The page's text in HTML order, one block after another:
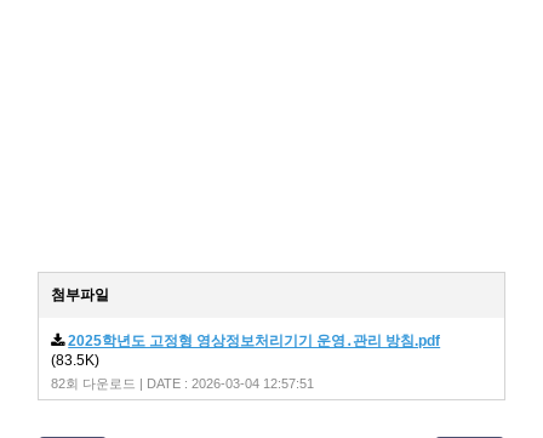
첨부파일
2025학년도 고정형 영상정보처리기기 운영․관리 방침.pdf
(83.5K)
82회 다운로드 | DATE : 2026-03-04 12:57:51